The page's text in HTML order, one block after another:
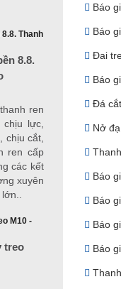
8.8.
ren
lực,
chịu cắt,
ren cấp
các kết
xuyên
treo
Báo
Báo
Đai
Báo
Đá
Nở
Báo
Báo
Báo
Báo